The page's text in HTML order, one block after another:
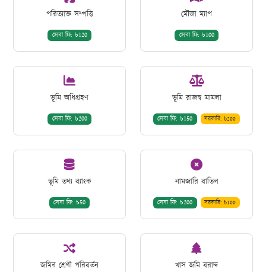
পরিত্যাক্ত সম্পত্তি
সেবা ফি: ৳120
মৌজা ম্যাপ
সেবা ফি: ৳100
ভূমি অধিগ্রহণ
সেবা ফি: ৳200
ভূমি রাজস্ব মামলা
সেবা ফি: ৳150 সরকারি: ৳200
ভূমি তথ্য ব্যাংক
সেবা ফি: ৳50
নামজারি বাতিল
সেবা ফি: ৳200 সরকারি: ৳100
জমির শ্রেণী পরিবর্তন খাস জমি বরাদ্দ